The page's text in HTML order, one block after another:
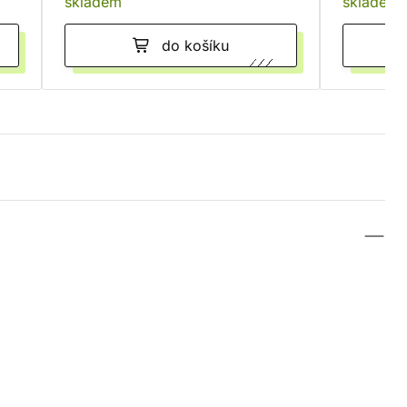
do košíku